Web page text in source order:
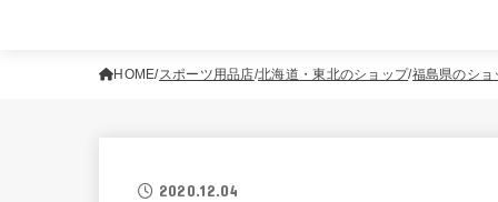
HOME スポーツ用品店 北海道・東北のショップ 福島県のショ
2020.12.04